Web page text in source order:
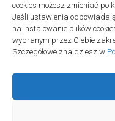
cookies możesz zmieniać po
Jeśli ustawienia
na instalowanie plików
wybranym przez Ciebie
Szczegółowe znajdziesz w